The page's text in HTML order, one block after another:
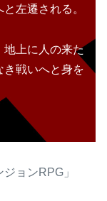
左遷される。
地上に人の来た
き戦いへと身を
ョンRPG」